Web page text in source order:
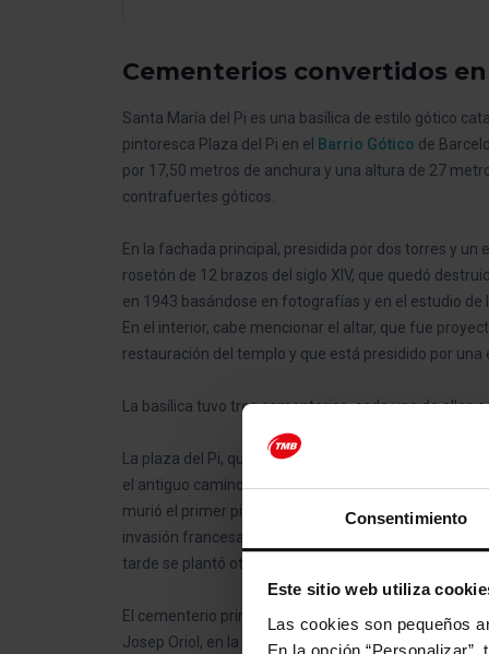
Consentimiento
Este sitio web utiliza
Las cookies son pequeños
En la opción
Cementerios convertidos
Santa María del Pi es una basílica de estilo gótico
pintoresca Plaza del Pi en el
Barrio Gótico de
por 17,50 metros de anchura y una altura de 27
contrafuertes góticos.
En la fachada principal, presidida por dos torres y
rosetón de 12 brazos del siglo XIV, que quedó
en 1943 basándose en fotografías y en el estudio
En el interior, cabe mencionar el altar, que fue
restauración del templo y que está presidido por una
La basílica tuvo tres cementerios, cada uno de
La plaza del Pi, que se encuentra junto a la puerta
el antiguo camino romano que salía de la ciudad
murió el primer pino, se sustituyó por otro que
invasión francesa, cuando un soldado napoleónico
tarde se plantó otro pino, y otro, hasta llegar al
El cementerio principal de la Basílica de Santa María
Josep Oriol, en la fachada lateral de la iglesia. En